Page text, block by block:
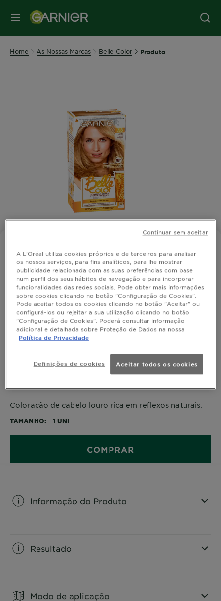
MENU
Home As Nossas Marcas Belle Color Produto
7 - Louro
SIMULAR COR
Ver Tons Semelhantes
7 - Louro
Coloração de cabelo louro rica em reflexos naturais.
TAMANHO 1 UNI
COMPRAR
Informação do Produto
Resultado
Modo de aplicação
A L'Oréal utiliza cookies próprios e de terceiros para analisar
os nossos serviços, para fins analíticos, para lhe mostrar
publicidade relacionada com as suas preferências com base
num perfil dos seus hábitos de navegação e para incorporar
funcionalidades das redes sociais. Pode obter mais informações
sobre cookies clicando no botão "Configuração de Cookies".
Pode aceitar todos os cookies clicando no botão "Aceitar" ou
configurá-los ou rejeitar a sua utilização clicando no botão
"Configuração de Cookies". Poderá consultar informação
adicional e detalhada sobre Proteção de Dados na nossa
Política de Privacidade
Definições de cookies Aceitar todos os cookies
Continuar sem aceitar